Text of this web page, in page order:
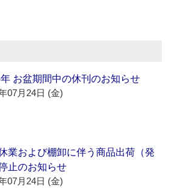
お盆期間中の休刊のお知らせ
07月24日 (金)
業および棚卸に伴う商品出荷（発
止のお知らせ
07月24日 (金)